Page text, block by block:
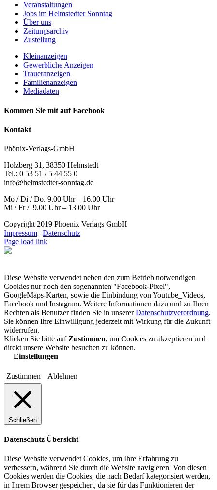
Veranstaltungen
Jobs im Helmstedter Sonntag
Über uns
Zeitungsarchiv
Zustellung
Kleinanzeigen
Gewerbliche Anzeigen
Traueranzeigen
Familienanzeigen
Mediadaten
Kommen Sie mit auf Facebook
Kontakt
Phönix-Verlags-GmbH
Holzberg 31, 38350 Helmstedt
Tel.: 0 53 51 / 5 44 55 0
info@helmstedter-sonntag.de
Mo / Di / Do. 9.00 Uhr – 16.00 Uhr
Mi / Fr / 9.00 Uhr – 13.00 Uhr
Copyright 2019 Phoenix Verlags GmbH
Impressum | Datenschutz
Page load link
Diese Website verwendet neben den zum Betrieb notwendigen
Cookies nur noch den sogenannten "Facebook-Pixel",
GoogleMaps-Karten, sowie die Einbindung von Youtube_Videos,
Facebook und Instagram. Weitere Informationen dazu und zu Ihren
Rechten als Benutzer finden Sie in unsererDatenschutzverordnung.
Sie können Ihre Einwilligung jederzeit mit Wirkung für die Zukunft
widerrufen.
Klicken Sie bitte auf Zustimmen, um Cookies zu akzeptieren und
direkt unsere Website besuchen zu können.
Einstellungen
Zustimmen Ablehnen
Schließen
Datenschutz Übersicht
Diese Website verwendet Cookies, um Ihre Erfahrung zu
verbessern, während Sie durch die Website navigieren. Von diesen
Cookies werden die Cookies, die nach Bedarf kategorisiert werden,
in Ihrem Browser gespeichert, da sie für das Funktionieren der